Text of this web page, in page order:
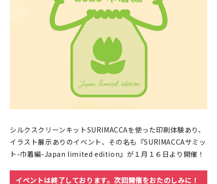
シルクスクリーン
はんこ
シルクスクリーンキットSURIMACCAを使った印刷体験あり、
イラスト展示ありのイベント、その名も『SURIMACCAサミッ
ト-巾着編-Japan limited edition』が１月１６日より開催！
イベントは終了しております。次回開催をおたのしみに！